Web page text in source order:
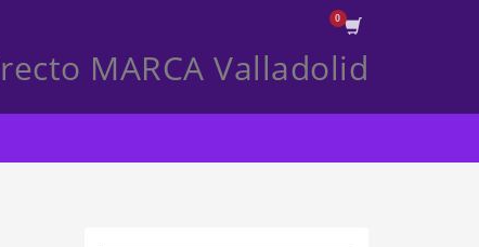
MARCA Valladolid